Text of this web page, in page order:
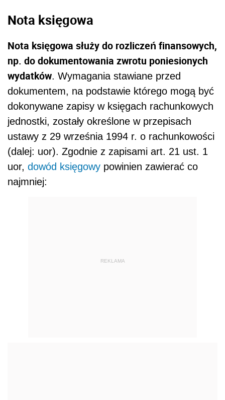
Nota księgowa
Nota księgowa służy do rozliczeń finansowych,
np. do dokumentowania zwrotu poniesionych
wydatków. Wymagania stawiane przed
dokumentem, na podstawie którego mogą być
dokonywane zapisy w księgach rachunkowych
jednostki, zostały określone w przepisach
ustawy z 29 września 1994 r. o rachunkowości
(dalej: uor). Zgodnie z zapisami art. 21 ust. 1
uor, dowód księgowy powinien zawierać co
najmniej:
REKLAMA